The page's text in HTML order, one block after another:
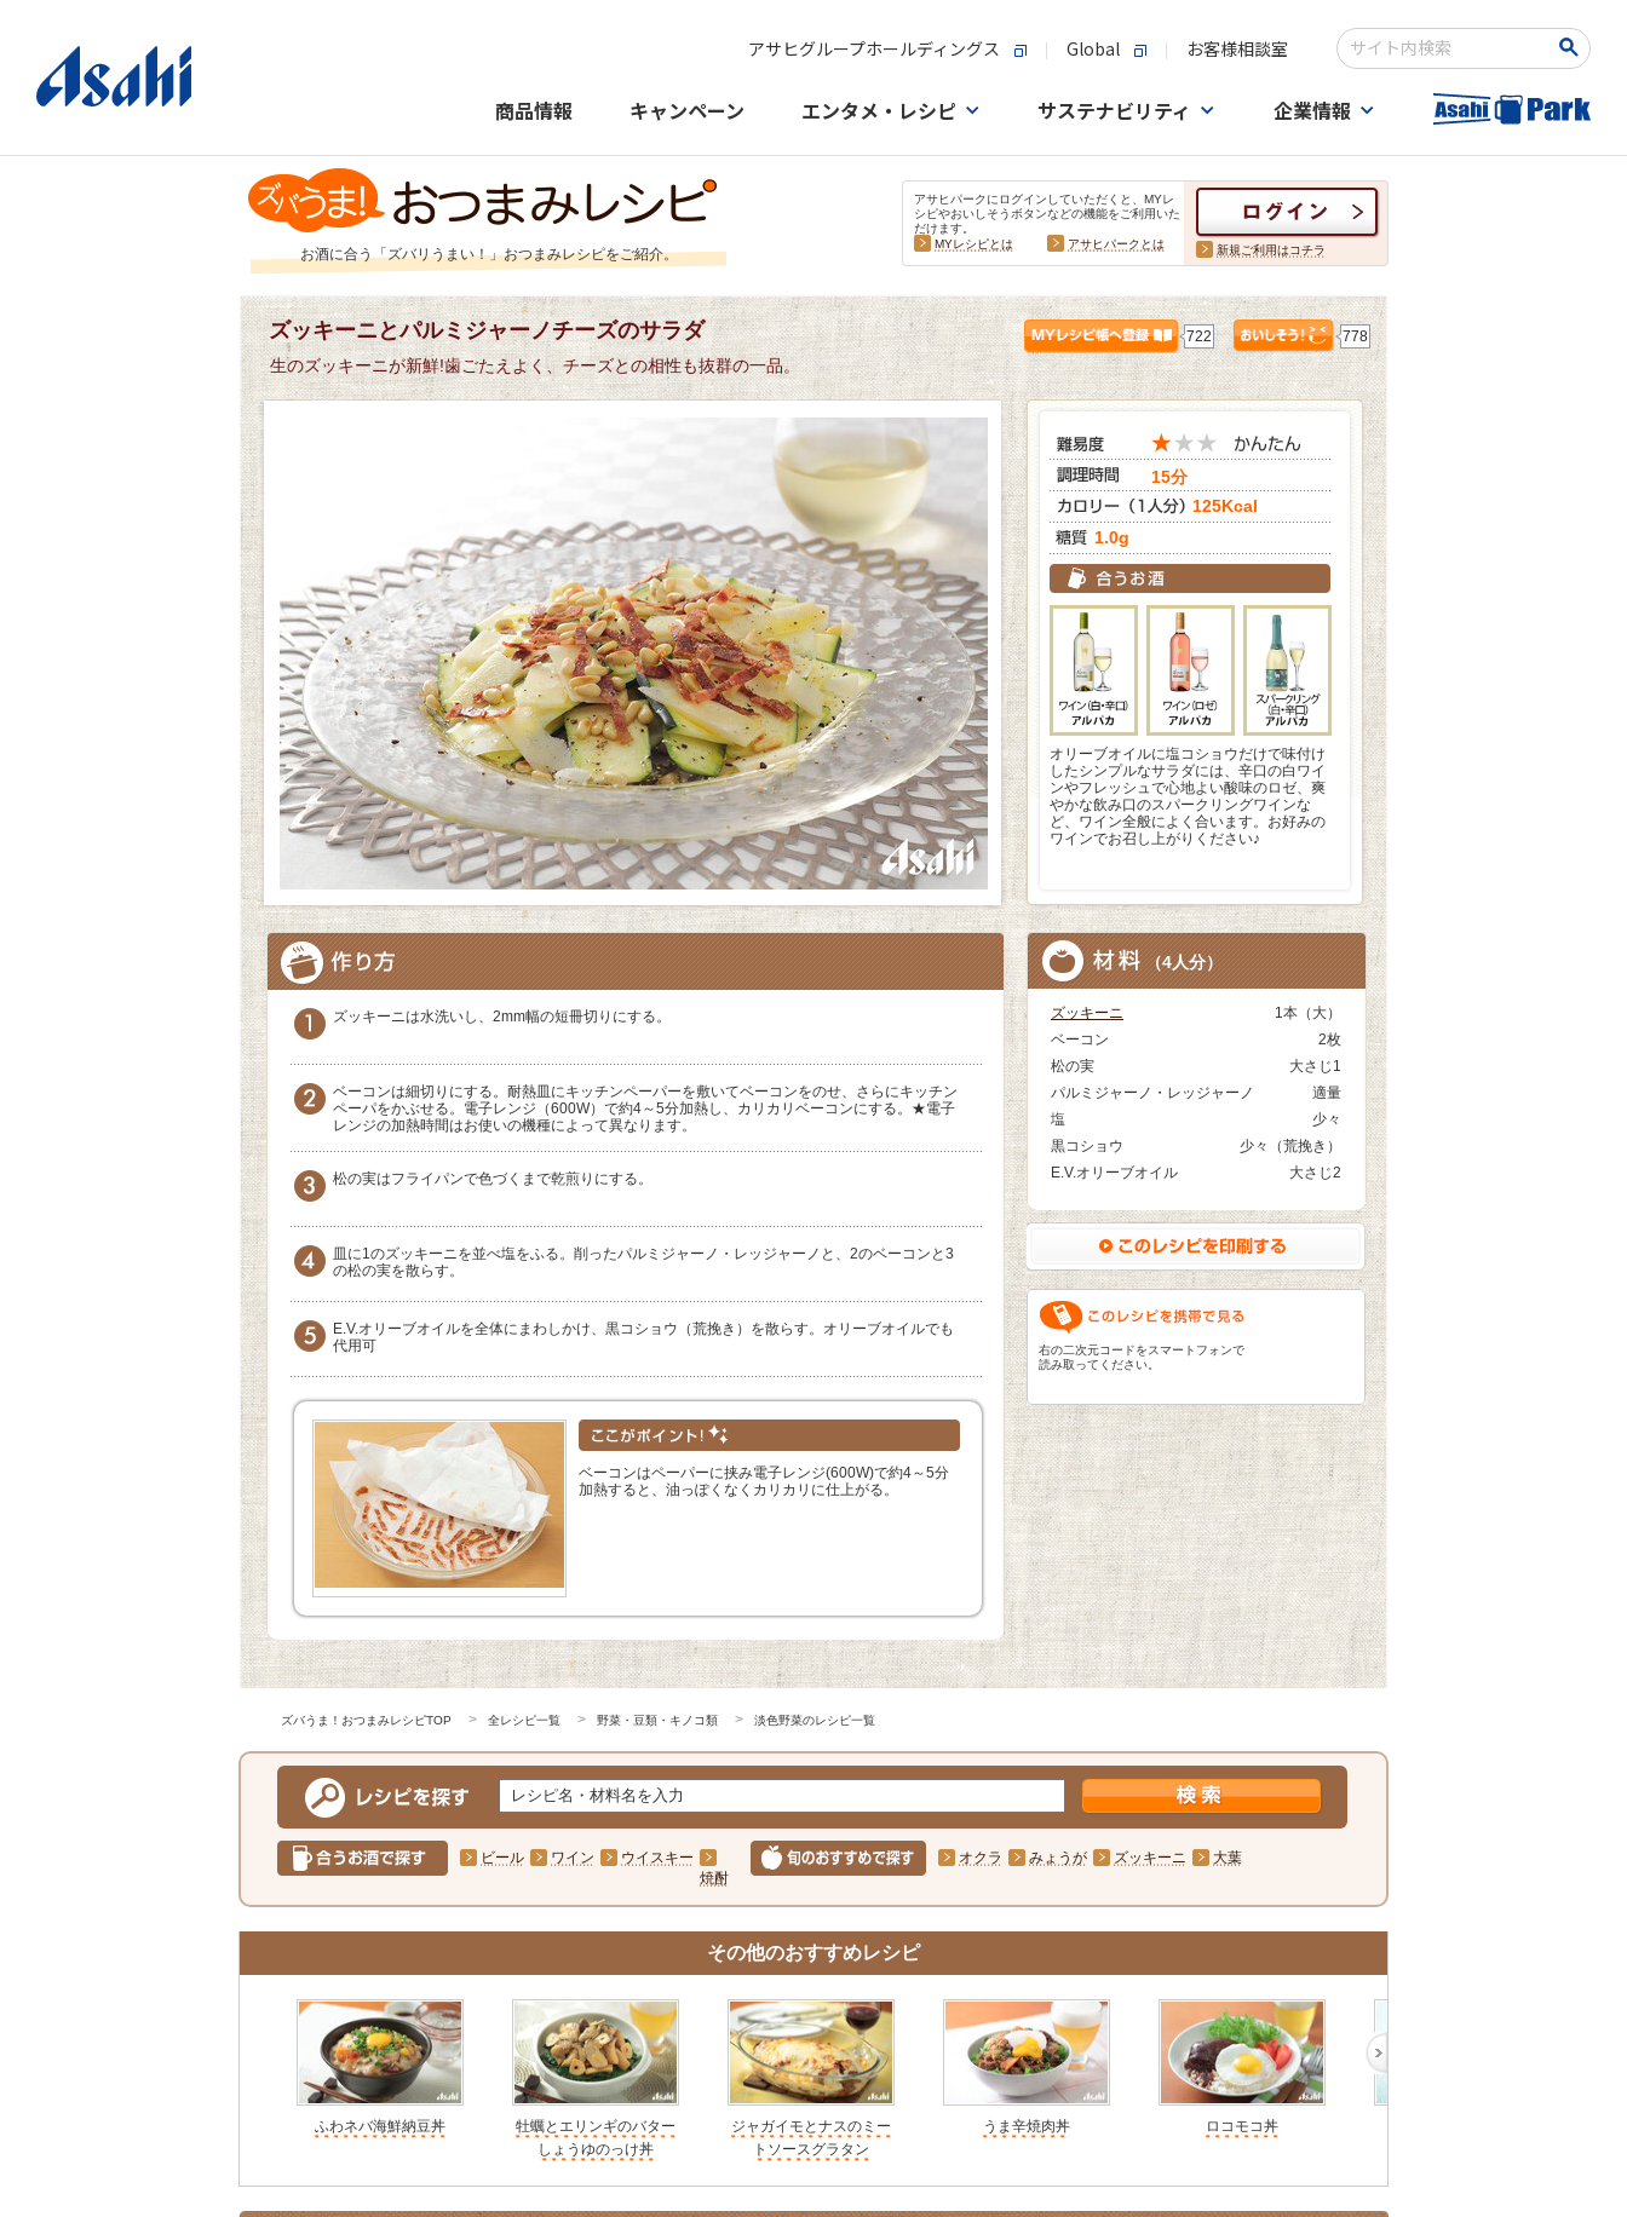
アサヒグループホールディングス Global お客様相談室
検索キーワード入力
商品情報 キャンペーン エンタメ・レシピ サステナビリティ 企業情報
お酒に合う「ズバリうまい！」おつまみレシピをご紹介。
アサヒパークにログインしていただくと、MYレ
シピやおいしそうボタンなどの機能をご利用いた
だけます。
MYレシピとは
アサヒパークとは 新規ご利用はコチラ
ズッキーニとパルミジャーノチーズのサラダ 722 778
生のズッキーニが新鮮!歯ごたえよく、チーズとの相性も抜群の一品。
15分
125Kcal
1.0g
オリーブオイルに塩コショウだけで味付け
したシンプルなサラダには、辛口の白ワイ
ンやフレッシュで心地よい酸味のロゼ、爽
やかな飲み口のスパークリングワインな
ど、ワイン全般によく合います。お好みの
ワインでお召し上がりください♪
ズッキーニは水洗いし、2mm幅の短冊切りにする。
ベーコンは細切りにする。耐熱皿にキッチンペーパーを敷いてベーコンをのせ、さらにキッチン
ペーパをかぶせる。電子レンジ（600W）で約4～5分加熱し、カリカリベーコンにする。★電子
レンジの加熱時間はお使いの機種によって異なります。
松の実はフライパンで色づくまで乾煎りにする。
皿に1のズッキーニを並べ塩をふる。削ったパルミジャーノ・レッジャーノと、2のベーコンと3
の松の実を散らす。
E.V.オリーブオイルを全体にまわしかけ、黒コショウ（荒挽き）を散らす。オリーブオイルでも
代用可
ベーコンはペーパーに挟み電子レンジ(600W)で約4～5分
加熱すると、油っぽくなくカリカリに仕上がる。
（4人分）
ズッキーニ
1本（大）
ベーコン
2枚
松の実
大さじ1
パルミジャーノ・レッジャーノ
適量
塩
少々
黒コショウ
少々（荒挽き）
E.V.オリーブオイル
大さじ2
右の二次元コードをスマートフォンで
読み取ってください。
ズバうま！おつまみレシピTOP 全レシピ一覧 野菜・豆類・キノコ類 淡色野菜のレシピ一覧
ビール ワイン
ウイスキー
焼酎
オクラ みょうが ズッキーニ 大葉
その他のおすすめレシピ
ふわネバ海鮮納豆丼
牡蠣とエリンギのバター
しょうゆのっけ丼
ジャガイモとナスのミー
トソースグラタン
うま辛焼肉丼 ロコモコ丼